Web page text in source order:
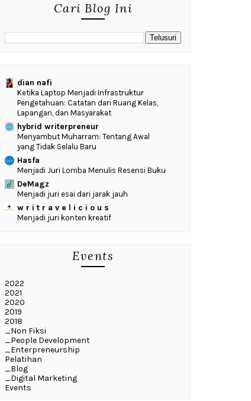
Cari Blog Ini
dian nafi
Ketika Laptop Menjadi Infrastruktur
Pengetahuan: Catatan dari Ruang Kelas,
Lapangan, dan Masyarakat
hybrid writerpreneur
Menyambut Muharram: Tentang Awal
yang Tidak Selalu Baru
Hasfa
Menjadi Juri Lomba Menulis Resensi Buku
DeMagz
Menjadi juri esai dari jarak jauh
w r i t r a v e l i c i o u s
Menjadi juri konten kreatif
Events
2022
2021
2020
2019
2018
_Non Fiksi
_People Development
_Enterpreneurship
Pelatihan
_Blog
_Digital Marketing
Events